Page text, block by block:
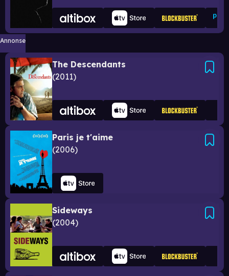
Annonse
The Descendants
2011
Paris je t'aime
2006
Sideways
2004